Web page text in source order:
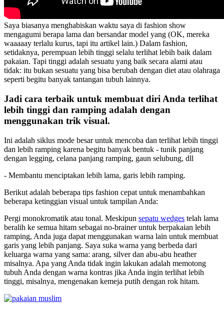
Saya biasanya menghabiskan waktu saya di fashion show
mengagumi berapa lama dan bersandar model yang (OK, mereka
waaaaay terlalu kurus, tapi itu artikel lain.) Dalam fashion,
setidaknya, perempuan lebih tinggi selalu terlihat lebih baik dalam
pakaian. Tapi tinggi adalah sesuatu yang baik secara alami atau
tidak: itu bukan sesuatu yang bisa berubah dengan diet atau olahraga
seperti begitu banyak tantangan tubuh lainnya.
Jadi cara terbaik untuk membuat diri Anda terlihat
lebih tinggi dan ramping adalah dengan
menggunakan trik visual.
Ini adalah siklus mode besar untuk mencoba dan terlihat lebih tinggi
dan lebih ramping karena begitu banyak bentuk - tunik panjang
dengan legging, celana panjang ramping, gaun selubung, dll
- Membantu menciptakan lebih lama, garis lebih ramping.
Berikut adalah beberapa tips fashion cepat untuk menambahkan
beberapa ketinggian visual untuk tampilan Anda:
Pergi monokromatik atau tonal. Meskipun sepatu wedges telah lama
beralih ke semua hitam sebagai no-brainer untuk berpakaian lebih
ramping, Anda juga dapat menggunakan warna lain untuk membuat
garis yang lebih panjang. Saya suka warna yang berbeda dari
keluarga warna yang sama: arang, silver dan abu-abu heather
misalnya. Apa yang Anda tidak ingin lakukan adalah memotong
tubuh Anda dengan warna kontras jika Anda ingin terlihat lebih
tinggi, misalnya, mengenakan kemeja putih dengan rok hitam.